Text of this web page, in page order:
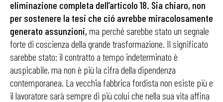
eliminazione completa dell’articolo 18. Sia chiaro, non
per sostenere la tesi che ció avrebbe miracolosamente
generato assunzioni, ma perché sarebbe stato un segnale
forte di coscienza della grande trasformazione. Il significato
sarebbe stato: il contratto a tempo indeterminato è
auspicabile, ma non è più la cifra della dipendenza
contemporanea. La vecchia fabbrica fordista non esiste più e
il lavoratore sarà sempre di più colui che nella sua vita affina